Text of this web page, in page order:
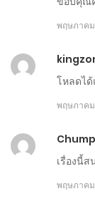
พฤษภาคม 26, 2026
ตอนที่ 931-940
พฤษภาคม 21, 2026
ตอนที่ 921-930
พฤษภาคม 16, 2026
พฤษภาค
โหลดไ
พฤษภาค
เรื่องนี้
พฤษภาค